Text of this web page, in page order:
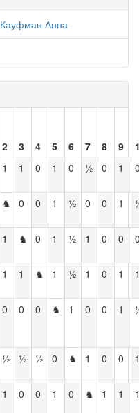
Кауфман Анна
2 3 4 5 6 7 8 9
1 1 0 1 0 ½ 0 1
♞ 0 0 1 ½ 0 0 1
1 ♞ 0 1 ½ 1 0 0
1 1 ♞ 1 ½ 1 0 1
0 0 0 ♞ 1 0 0 1
½ ½ ½ 0 ♞ 1 0 0
1 0 0 1 0 ♞ 1 1